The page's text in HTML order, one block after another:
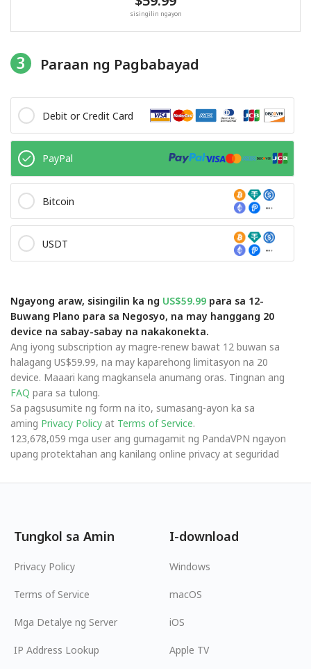
sisingilin ngayon
3 Paraan ng Pagbabayad
Debit or Credit Card
PayPal
Bitcoin
USDT
Ngayong araw, sisingilin ka ng US$59.99 para sa 12-
Buwang Plano para sa Negosyo, na may hanggang 20
device na sabay-sabay na nakakonekta.
Ang iyong subscription ay magre-renew bawat 12 buwan sa
halagang US$59.99, na may kaparehong limitasyon na 20
device. Maaari kang magkansela anumang oras. Tingnan ang
FAQ para sa tulong.
Sa pagsusumite ng form na ito, sumasang-ayon ka sa
aming Privacy Policy at Terms of Service.
123,678,059 mga user ang gumagamit ng PandaVPN ngayon
upang protektahan ang kanilang online privacy at seguridad
Tungkol sa Amin
Privacy Policy
Terms of Service
Mga Detalye ng Server
IP Address Lookup
I-download
Windows
macOS
iOS
Apple TV